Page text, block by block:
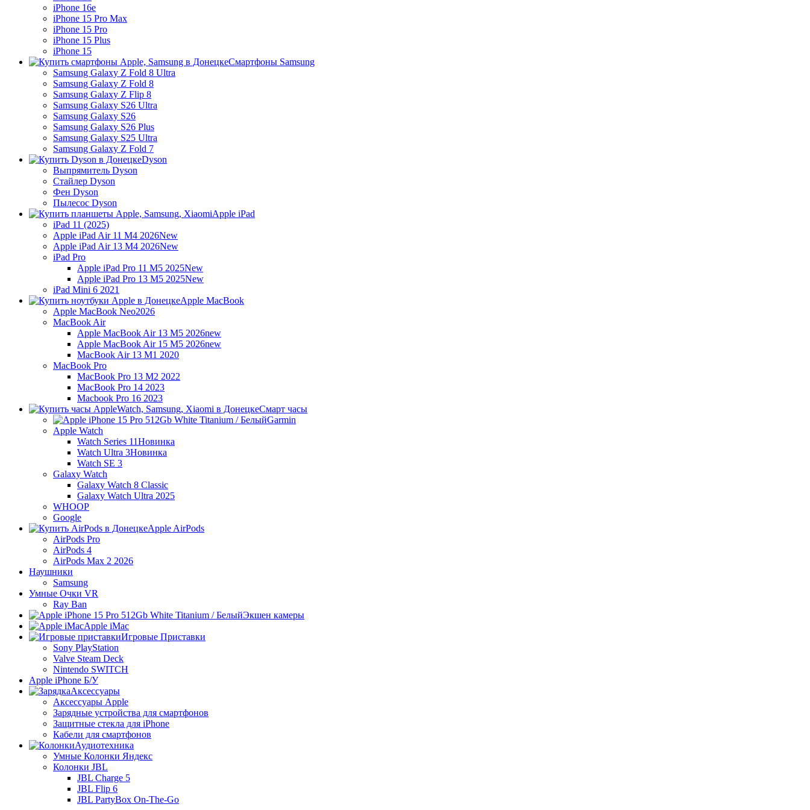
iPhone 16e
iPhone 15 Pro Max
iPhone 15 Pro
iPhone 15 Plus
iPhone 15
Смартфоны Samsung
Samsung Galaxy Z Fold 8 Ultra
Samsung Galaxy Z Fold 8
Samsung Galaxy Z Flip 8
Samsung Galaxy S26 Ultra
Samsung Galaxy S26
Samsung Galaxy S26 Plus
Samsung Galaxy S25 Ultra
Samsung Galaxy Z Fold 7
Dyson
Выпрямитель Dyson
Стайлер Dyson
Фен Dyson
Пылесос Dyson
Apple iPad
iPad 11 (2025)
Apple iPad Air 11 M4 2026New
Apple iPad Air 13 M4 2026New
iPad Pro
Apple iPad Pro 11 M5 2025New
Apple iPad Pro 13 M5 2025New
iPad Mini 6 2021
Apple MacBook
Apple MacBook Neo2026
MacBook Air
Apple MacBook Air 13 M5 2026new
Apple MacBook Air 15 M5 2026new
MacBook Air 13 M1 2020
MacBook Pro
MacBook Pro 13 M2 2022
MacBook Pro 14 2023
Macbook Pro 16 2023
Смарт часы
Garmin
Apple Watch
Watch Series 11Новинка
Watch Ultra 3Новинка
Watch SE 3
Galaxy Watch
Galaxy Watch 8 Classic
Galaxy Watch Ultra 2025
WHOOP
Google
Apple AirPods
AirPods Pro
AirPods 4
AirPods Max 2 2026
Наушники
Samsung
Умные Очки VR
Ray Ban
Экшен камеры
Apple iMac
Игровые Приставки
Sony PlayStation
Valve Steam Deck
Nintendo SWITCH
Apple iPhone Б/У
Аксессуары
Аксессуары Apple
Зарядные устройства для смартфонов
Защитные стекла для iPhone
Кабели для смартфонов
Аудиотехника
Умные Колонки Яндекс
Колонки JBL
JBL Charge 5
JBL Flip 6
JBL PartyBox On-The-Go